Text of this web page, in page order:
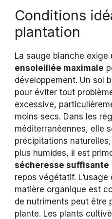
Conditions
plantation
La sauge blanche exige
ensoleillée maximale
développement. Un sol
pour éviter tout
excessive,
moins secs. Dans les
méditerranéennes, elle
précipitations
plus humides, il est
sécheresse suffisante
repos végétatif.
matière organique est
de nutriments peut être
plante. Les plants